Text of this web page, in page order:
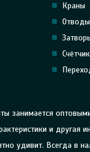
Краны
Отводы
занимается
и
удивит. Всегда